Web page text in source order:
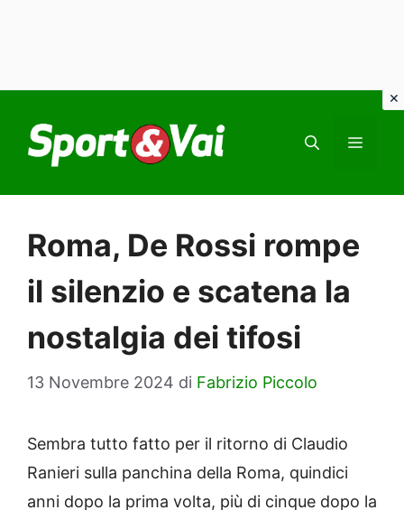
contenuto
Roma, De Rossi rompe
il silenzio e scatena la
nostalgia dei tifosi
13 Novembre 2024 di Fabrizio Piccolo
Sembra tutto fatto per il ritorno di Claudio
Ranieri sulla panchina della Roma, quindici
anni dopo la prima volta, più di cinque dopo la